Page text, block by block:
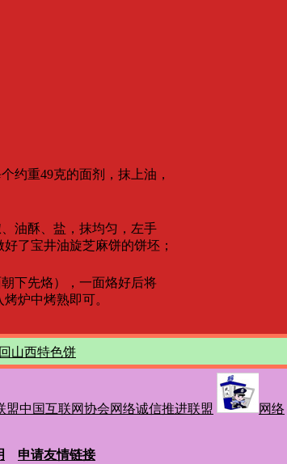
约重49克的面剂，抹上油，
油酥、盐，抹均匀，左手
了宝井油旋芝麻饼的饼坯；
下先烙），一面烙好后将
炉中烤熟即可。
山西特色饼
中国互联网协会网络诚信推进联盟
网络
申请友情链接